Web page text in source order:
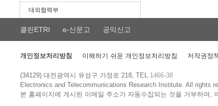
대외협력부
클린ETRI e-신문고 공익신고
개인정보처리방침 이해하기 쉬운 개인정보처리방침 저작권정
(34129) 대전광역시 유성구 가정로 218, TEL 1466-38
Electronics and Telecommunications Research Institute.All rights
본 홈페이지에 게시된 이메일 주소가 자동수집되는 것을 거부하며,